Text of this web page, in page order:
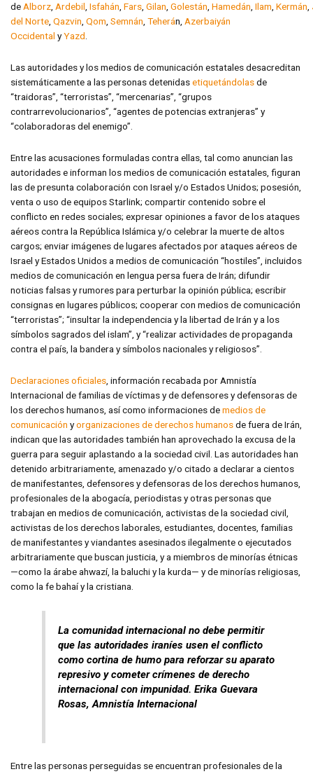
deAlborz, Ardebil, Isfahán, Fars, Gilan, Golestán, Hamedán, Ilam, Kermán,
del Norte, Qazvin, Qom, Semnán, Teherán, Azerbaiyán
Occidental yYazd.
Las autoridades y los medios de comunicación estatales desacreditan
sistemáticamente a las personas detenidasetiquetándolasde
“traidoras”, “terroristas”, “mercenarias”, “grupos
contrarrevolucionarios”, “agentes de potencias extranjeras” y
“colaboradoras del enemigo”.
Entre las acusaciones formuladas contra ellas, tal como anuncian las
autoridades e informan los medios de comunicación estatales, figuran
las de presunta colaboración con Israel y/o Estados Unidos; posesión,
venta o uso de equipos Starlink; compartir contenido sobre el
conflicto en redes sociales; expresar opiniones a favor de los ataques
aéreos contra la República Islámica y/o celebrar la muerte de altos
cargos; enviar imágenes de lugares afectados por ataques aéreos de
Israel y Estados Unidos a medios de comunicación “hostiles”, incluidos
medios de comunicación en lengua persa fuera de Irán; difundir
noticias falsas y rumores para perturbar la opinión pública; escribir
consignas en lugares públicos; cooperar con medios de comunicación
“terroristas”; “insultar la independencia y la libertad de Irán y a los
símbolos sagrados del islam”, y “realizar actividades de propaganda
contra el país, la bandera y símbolos nacionales y religiosos”.
Declaraciones oficiales , información recabada por Amnistía
Internacional de familias de víctimas y de defensores y defensoras de
los derechos humanos, así como informaciones demedios de
comunicación yorganizacionesde derechos humanosde fuera de Irán,
indican que las autoridades también han aprovechado la excusa de la
guerra para seguir aplastando a la sociedad civil. Las autoridades han
detenido arbitrariamente, amenazado y/o citado a declarar a cientos
de manifestantes, defensores y defensoras de los derechos humanos,
profesionales de la abogacía, periodistas y otras personas que
trabajan en medios de comunicación, activistas de la sociedad civil,
activistas de los derechos laborales, estudiantes, docentes, familias
de manifestantes y viandantes asesinados ilegalmente o ejecutados
arbitrariamente que buscan justicia, y a miembros de minorías étnicas
—como la árabe ahwazí, la baluchi y la kurda— y de minorías religiosas,
como la fe bahaí y la cristiana.
La comunidad internacional no debe permitir
que las autoridades iraníes usen el conflicto
como cortina de humo para reforzar su aparato
represivo y cometer crímenes de derecho
internacional con impunidad. Erika Guevara
Rosas, Amnistía Internacional
Entre las personas perseguidas se encuentran profesionales de la